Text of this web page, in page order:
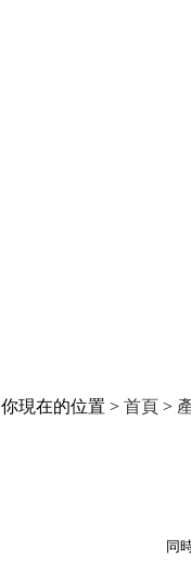
你現在的位置 > 首頁 >
同